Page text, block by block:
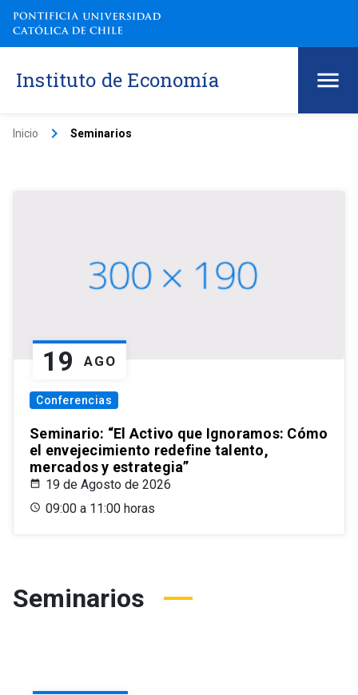
Instituto de Economía
Inicio keyboard_arrow_right Seminarios
19 AGO
Conferencias
Seminario: “El Activo que Ignoramos: Cómo
el envejecimiento redefine talento,
mercados y estrategia”
19 de Agosto de 2026
09:00 a 11:00 horas
Seminarios